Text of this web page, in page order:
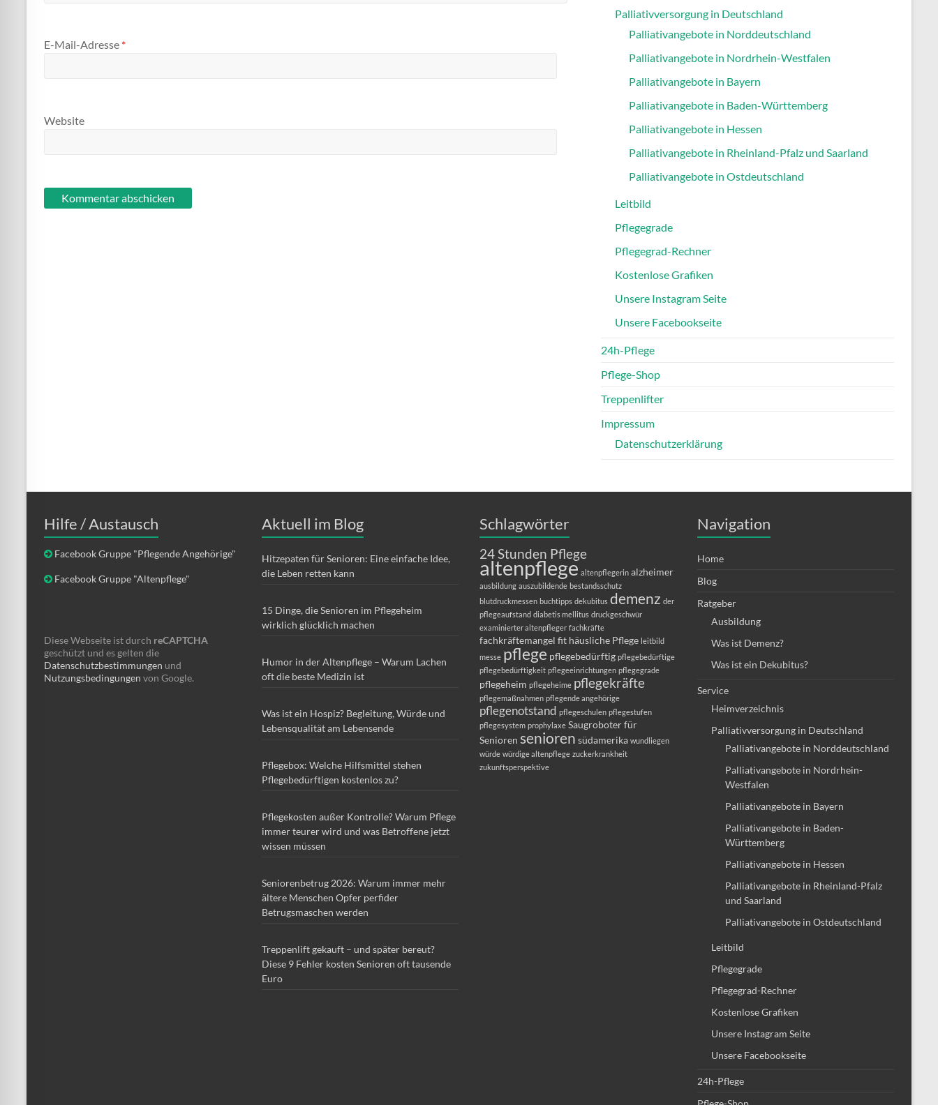
E-Mail-Adresse *
Website
Palliativversorgung in Deutschland
Palliativangebote in Norddeutschland
Palliativangebote in Nordrhein-Westfalen
Palliativangebote in Bayern
Palliativangebote in Baden-Württemberg
Palliativangebote in Hessen
Palliativangebote in Rheinland-Pfalz und Saarland
Palliativangebote in Ostdeutschland
Leitbild
Pflegegrade
Pflegegrad-Rechner
Kostenlose Grafiken
Unsere Instagram Seite
Unsere Facebookseite
24h-Pflege
Pflege-Shop
Treppenlifter
Impressum
Datenschutzerklärung
Hilfe / Austausch
Facebook Gruppe "Pflegende Angehörige"
Facebook Gruppe "Altenpflege"
Diese Webseite ist durch reCAPTCHA
geschützt und es gelten die
Datenschutzbestimmungen und
Nutzungsbedingungen von Google.
Aktuell im Blog
Hitzepaten für Senioren: Eine einfache Idee,
die Leben retten kann
15 Dinge, die Senioren im Pflegeheim
wirklich glücklich machen
Humor in der Altenpflege – Warum Lachen
oft die beste Medizin ist
Was ist ein Hospiz? Begleitung, Würde und
Lebensqualität am Lebensende
Pflegebox: Welche Hilfsmittel stehen
Pflegebedürftigen kostenlos zu?
Pflegekosten außer Kontrolle? Warum Pflege
immer teurer wird und was Betroffene jetzt
wissen müssen
Seniorenbetrug 2026: Warum immer mehr
ältere Menschen Opfer perfider
Betrugsmaschen werden
Treppenlift gekauft – und später bereut?
Diese 9 Fehler kosten Senioren oft tausende
Euro
Schlagwörter
24 Stunden Pflege
altenpflege altenpflegerin alzheimer
ausbildung auszubildende bestandsschutz
blutdruckmessen buchtipps dekubitus demenz der
pflegeaufstand diabetis mellitus druckgeschwür
examinierter altenpfleger fachkräfte
fachkräftemangel fit häusliche Pflege leitbild
messe pflege pflegebedürftig pflegebedürftige
pflegebedürftigkeit pflegeeinrichtungen pflegegrade
pflegeheim pflegeheime pflegekräfte
pflegemaßnahmen pflegende angehörige
pflegenotstand pflegeschulen pflegestufen
pflegesystem prophylaxe Saugroboter für
Senioren senioren südamerika wundliegen
würde würdige altenpflege zuckerkrankheit
zukunftsperspektive
Navigation
Home
Blog
Ratgeber
Ausbildung
Was ist Demenz?
Was ist ein Dekubitus?
Service
Heimverzeichnis
Palliativversorgung in Deutschland
Palliativangebote in Norddeutschland
Palliativangebote in Nordrhein-
Westfalen
Palliativangebote in Bayern
Palliativangebote in Baden-
Württemberg
Palliativangebote in Hessen
Palliativangebote in Rheinland-Pfalz
und Saarland
Palliativangebote in Ostdeutschland
Leitbild
Pflegegrade
Pflegegrad-Rechner
Kostenlose Grafiken
Unsere Instagram Seite
Unsere Facebookseite
24h-Pflege